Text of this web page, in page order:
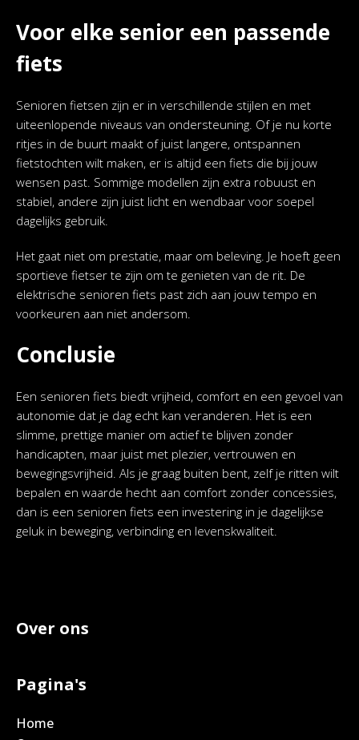
Voor elke senior een passende
fiets
Senioren fietsen zijn er in verschillende stijlen en met
uiteenlopende niveaus van ondersteuning. Of je nu korte
ritjes in de buurt maakt of juist langere, ontspannen
fietstochten wilt maken, er is altijd een fiets die bij jouw
wensen past. Sommige modellen zijn extra robuust en
stabiel, andere zijn juist licht en wendbaar voor soepel
dagelijks gebruik.
Het gaat niet om prestatie, maar om beleving. Je hoeft geen
sportieve fietser te zijn om te genieten van de rit. De
elektrische senioren fiets past zich aan jouw tempo en
voorkeuren aan niet andersom.
Conclusie
Een senioren fiets biedt vrijheid, comfort en een gevoel van
autonomie dat je dag echt kan veranderen. Het is een
slimme, prettige manier om actief te blijven zonder
handicapten, maar juist met plezier, vertrouwen en
bewegingsvrijheid. Als je graag buiten bent, zelf je ritten wilt
bepalen en waarde hecht aan comfort zonder concessies,
dan is een senioren fiets een investering in je dagelijkse
geluk in beweging, verbinding en levenskwaliteit.
Over ons
Pagina's
Home